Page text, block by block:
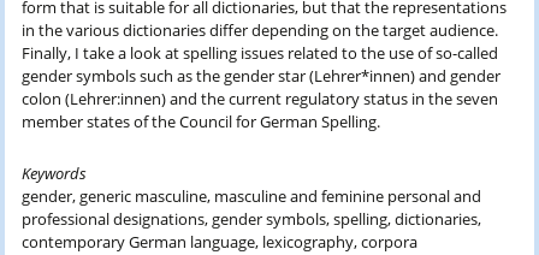
form that is suitable for all dictionaries, but that the representations
in the various dictionaries differ depending on the target audience.
Finally, I take a look at spelling issues related to the use of so-called
gender symbols such as the gender star (Lehrer*innen) and gender
colon (Lehrer:innen) and the current regulatory status in the seven
member states of the Council for German Spelling.
Keywords
gender, generic masculine, masculine and feminine personal and
professional designations, gender symbols, spelling, dictionaries,
contemporary German language, lexicography, corpora